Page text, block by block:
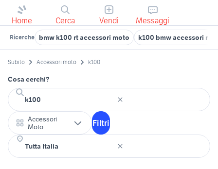
Home Cerca Vendi Messaggi
Ricerche bmw k100 rt accessori moto k100 bmw accessori
Subito Accessori moto k100
Cosa cerchi?
Accessori
Moto
Filtri